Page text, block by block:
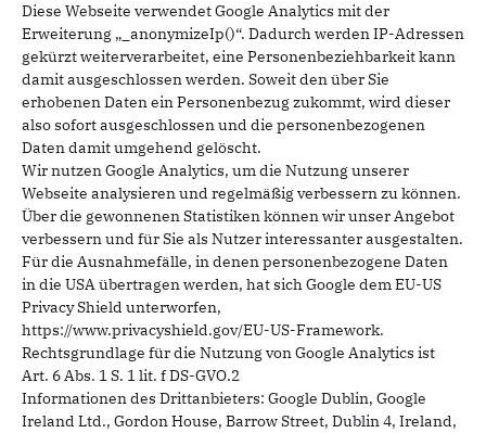
Diese Webseite verwendet Google Analytics mit der
Erweiterung „_anonymizeIp()“. Dadurch werden IP-Adressen
gekürzt weiterverarbeitet, eine Personenbeziehbarkeit kann
damit ausgeschlossen werden. Soweit den über Sie
erhobenen Daten ein Personenbezug zukommt, wird dieser
also sofort ausgeschlossen und die personenbezogenen
Daten damit umgehend gelöscht.
Wir nutzen Google Analytics, um die Nutzung unserer
Webseite analysieren und regelmäßig verbessern zu können.
Über die gewonnenen Statistiken können wir unser Angebot
verbessern und für Sie als Nutzer interessanter ausgestalten.
Für die Ausnahmefälle, in denen personenbezogene Daten
in die USA übertragen werden, hat sich Google dem EU-US
Privacy Shield unterworfen,
https://www.privacyshield.gov/EU-US-Framework.
Rechtsgrundlage für die Nutzung von Google Analytics ist
Art. 6 Abs. 1 S. 1 lit. f DS-GVO.2
Informationen des Drittanbieters: Google Dublin, Google
Ireland Ltd., Gordon House, Barrow Street, Dublin 4, Ireland,